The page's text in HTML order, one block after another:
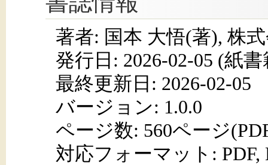
著者: 国本 大悟(著), 株
発行日: 2026-02-05 (紙書
最終更新日: 2026-02-05
バージョン: 1.0.0
ページ数: 560ページ
対応フォーマット: PDF,